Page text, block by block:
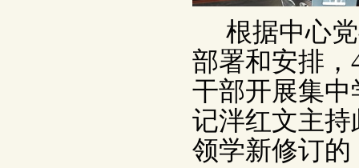
根据中心
部署和安排
干部开展集
记泮红文主
领学新修订